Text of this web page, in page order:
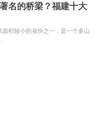
桥墩，选择一跨过江
名的桥梁？福建十大
面积较小的省份之一，是一个多山